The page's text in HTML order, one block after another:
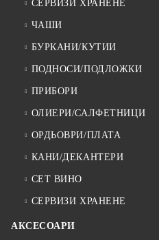
СЕРВИЗИ ХРАНЕНЕ
ЧАШИ
БУРКАНИ/КУТИИ
ПОДНОСИ/ПОДЛОЖКИ
ПРИБОРИ
ОЛИЕРИ/САЛФЕТНИЦИ
ОРДЬОВРИ/ПЛАТА
КАНИ/ДЕКАНТЕРИ
СЕТ ВИНО
СЕРВИЗИ ХРАНЕНЕ
АКСЕСОАРИ